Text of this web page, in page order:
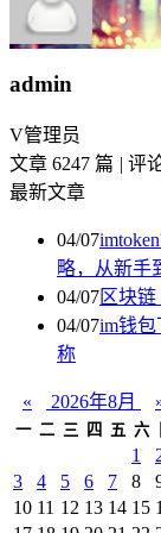
admin
V管理员
文章 6247 篇 | 评
最新文章
04/07
略，从新手
04/07区块
04/07im钱包
称
« 2026年8月
一 二 三 四 五 六
1
3
4 5 6 7 8
10 11 12 13 14 15